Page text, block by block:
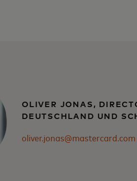
OLIVER JONAS,
DEUTSCHLAND UND
oliver.jonas@mastercard.com